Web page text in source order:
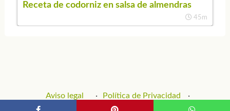
Receta de codorniz en salsa de almendras
45m
Aviso legal
Política de Privacidad
Política de Cookies
Contacto y Publicidad